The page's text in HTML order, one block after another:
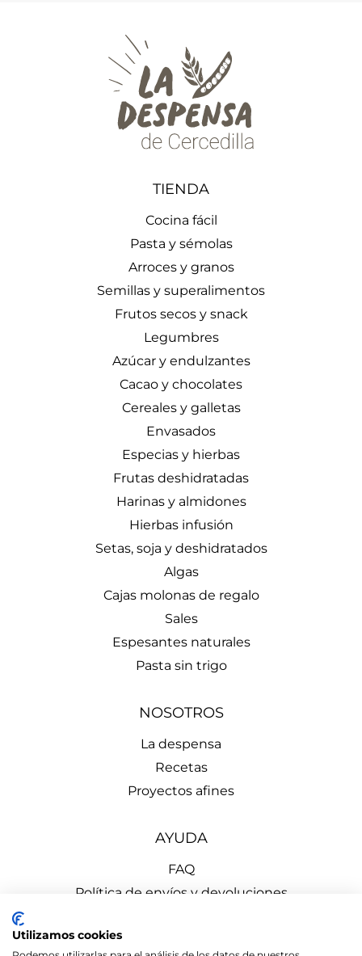
TIENDA
Cocina fácil
Pasta y sémolas
Arroces y granos
Semillas y superalimentos
Frutos secos y snack
Legumbres
Azúcar y endulzantes
Cacao y chocolates
Cereales y galletas
Envasados
Especias y hierbas
Frutas deshidratadas
Harinas y almidones
Hierbas infusión
Setas, soja y deshidratados
Algas
Cajas molonas de regalo
Sales
Espesantes naturales
Pasta sin trigo
NOSOTROS
La despensa
Recetas
Proyectos afines
AYUDA
FAQ
Política de envíos y devoluciones
Política de Privacidad
Utilizamos cookies